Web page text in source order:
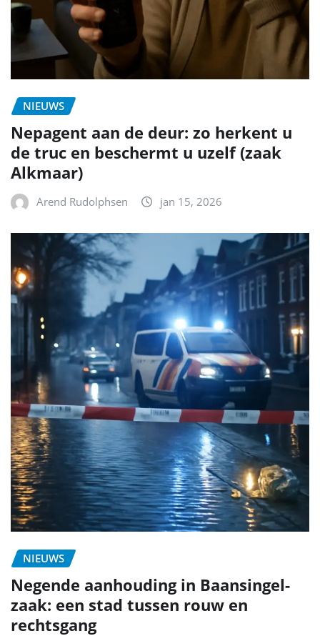
NIEUWS
Nepagent aan de deur: zo herkent u
de truc en beschermt u uzelf (zaak
Alkmaar)
Arend Rudolphsen jan 15, 2026
NIEUWS
Negende aanhouding in Baansingel-
zaak: een stad tussen rouw en
rechtsgang